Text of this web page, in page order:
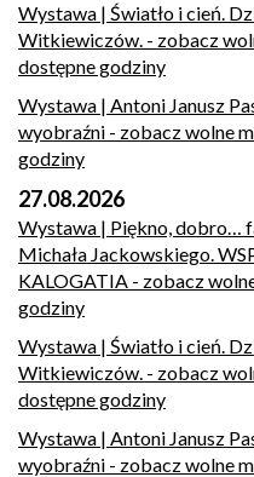
Wystawa | Światło i cień.
Witkiewiczów. - zobacz
dostępne godziny
Wystawa | Antoni Janusz
wyobraźni - zobacz wolne
godziny
27.08.2026
Wystawa | Piękno, dobro…
Michała Jackowskiego.
KALOGATIA - zobacz
godziny
Wystawa | Światło i cień.
Witkiewiczów. - zobacz
dostępne godziny
Wystawa | Antoni Janusz
wyobraźni - zobacz wolne